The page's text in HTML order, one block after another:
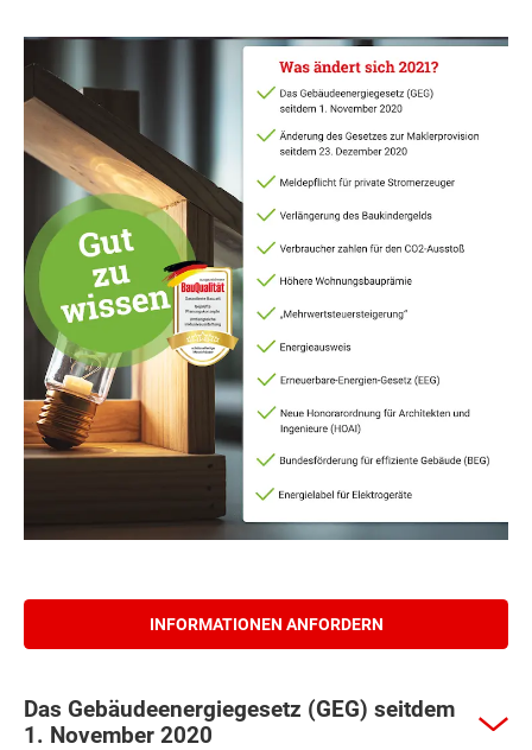
INFORMATIONEN ANFORDERN
Das Gebäudeenergiegesetz (GEG) seitdem
1. November 2020